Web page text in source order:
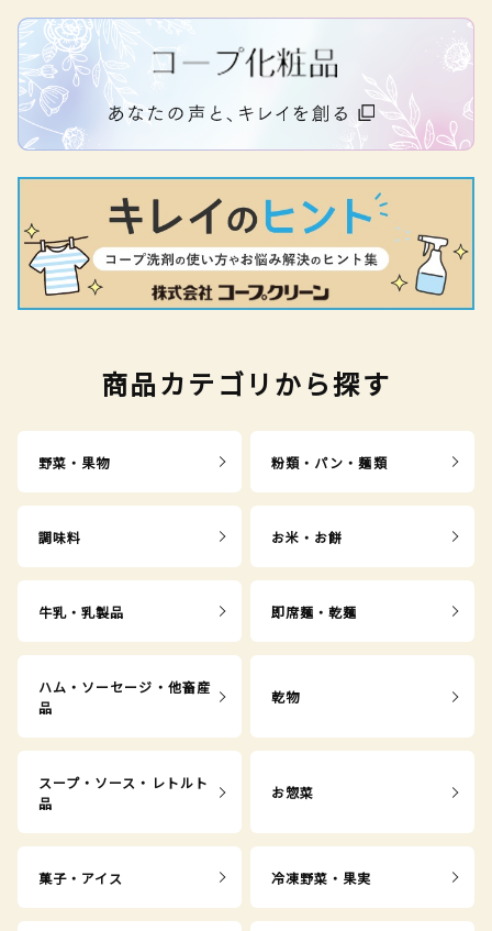
商品カテゴリから探す
野菜・果物 粉類・パン・麺類
調味料 お米・お餅
牛乳・乳製品 即席麺・乾麺
ハム・ソーセージ・他畜産
品
乾物
スープ・ソース・レトルト
品
お惣菜
菓子・アイス 冷凍野菜・果実